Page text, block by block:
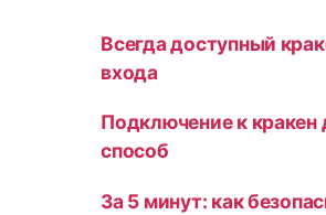
Всегда доступный
входа
Подключение к
способ
За 5 минут: как